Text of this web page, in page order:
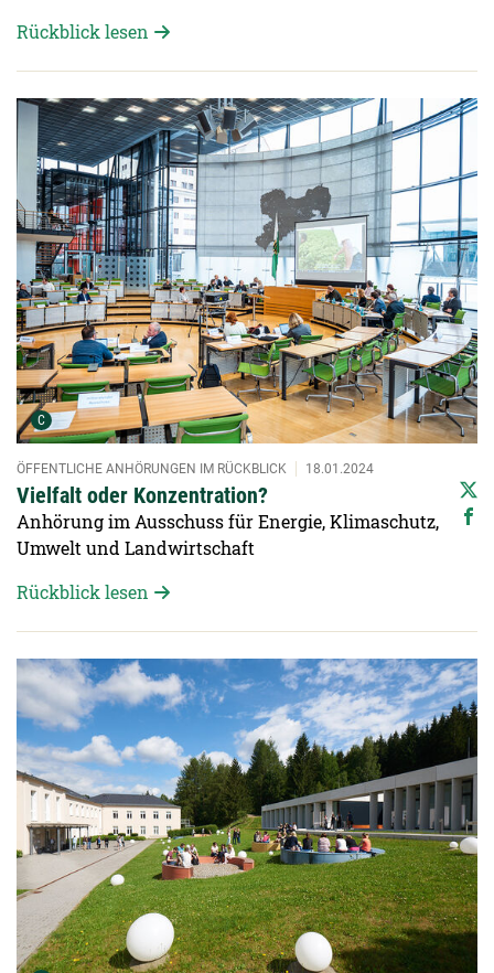
Rückblick lesen
Detailansicht öffnen:
C Urheber der Grafik:
Vielfalt oder Konzentration?
ÖFFENTLICHE ANHÖRUNGEN IM RÜCKBLICK 18.01.2024
Anhörung im Ausschuss für Energie, Klimaschutz,
Umwelt und Landwirtschaft
Rückblick lesen
Detailansicht öffnen: